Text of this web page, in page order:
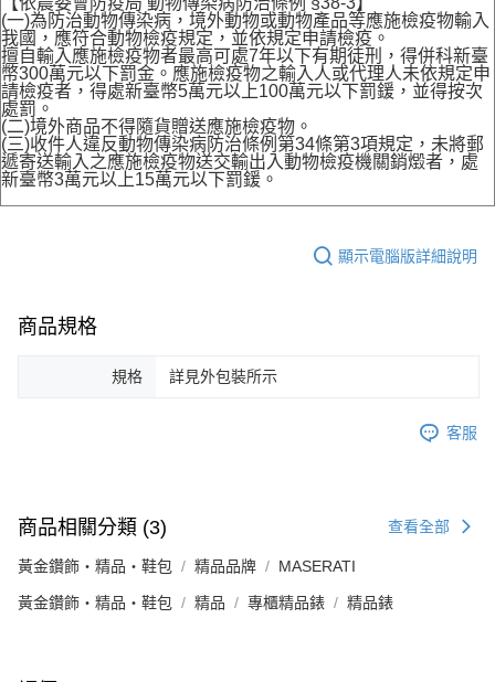
(一)為防治動物傳染病，境外動物或動物產品等應施檢疫物輸入
我國，應符合動物檢疫規定，並依規定申請檢疫。
擅自輸入應施檢疫物者最高可處7年以下有期徒刑，得併科新臺
幣300萬元以下罰金。應施檢疫物之輸入人或代理人未依規定申
請檢疫者，得處新臺幣5萬元以上100萬元以下罰鍰，並得按次
處罰。
(二)境外商品不得隨貨贈送應施檢疫物。
(三)收件人違反動物傳染病防治條例第34條第3項規定，未將郵
遞寄送輸入之應施檢疫物送交輸出入動物檢疫機關銷燬者，處
新臺幣3萬元以上15萬元以下罰鍰。
顯示電腦版詳細說明
商品規格
規格 詳見外包裝所示
客服
商品相關分類 (3) 查看全部
黃金鑽飾・精品・鞋包 精品品牌 MASERATI
黃金鑽飾・精品・鞋包 精品 專櫃精品錶 精品錶